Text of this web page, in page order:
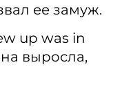
ее замуж.
up was in
выросла,